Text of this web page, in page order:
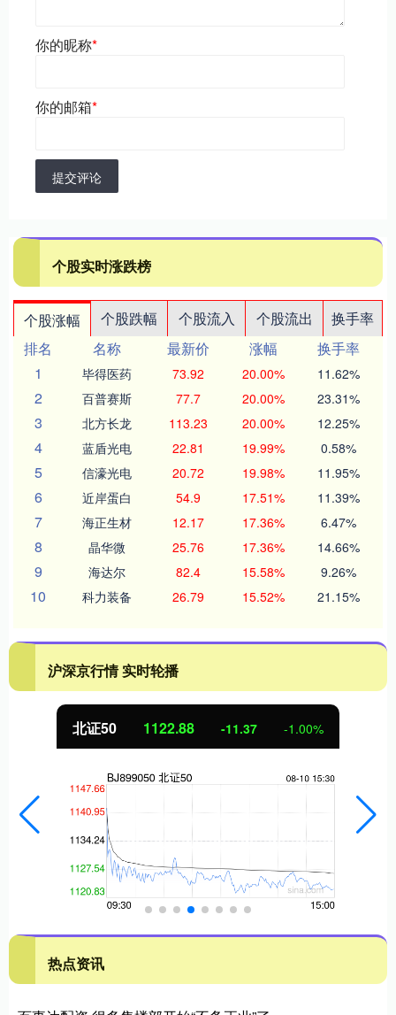
你的昵称*
你的邮箱*
提交评论
个股实时涨跌榜
个股涨幅 个股跌幅 个股流入 个股流出
换手率
排名
名称 最新价 涨幅
换手率
1
毕得医药 73.92 20.00% 11.62%
2 百普赛斯 77.7 20.00% 23.31%
3 北方长龙 113.23 20.00% 12.25%
4 蓝盾光电 22.81 19.99% 0.58%
5 信濠光电 20.72 19.98% 11.95%
6 近岸蛋白 54.9 17.51% 11.39%
7 海正生材 12.17 17.36% 6.47%
8 晶华微 25.76 17.36% 14.66%
9 海达尔 82.4 15.58% 9.26%
10 科力装备 26.79 15.52% 21.15%
沪深京行情 实时轮播
北证50 1122.88 -11.37 -1.00%
热点资讯